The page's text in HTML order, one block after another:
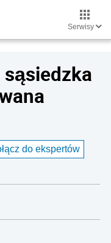
Serwisy
sąsiedzka
do ekspertów